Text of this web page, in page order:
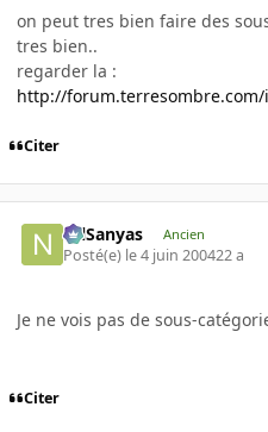
on peut tres bien faire des
tres bien..
regarder la :
http://forum.terresombre.com/
Citer
NilSanyas Ancien
Posté(e) le 4 juin 200422 a
Je ne vois pas de sous-
Citer